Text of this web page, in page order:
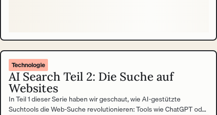
Technologie
AI Search Teil 2: Die Suche auf
Websites
In Teil 1 dieser Serie haben wir geschaut, wie AI-gestützte
Suchtools die Web-Suche revolutionieren: Tools wie ChatGPT oder